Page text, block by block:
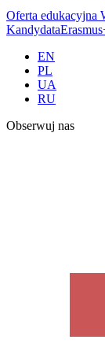
Oferta edukacyjna
Kandydata
EN
PL
UA
RU
Obserwuj nas